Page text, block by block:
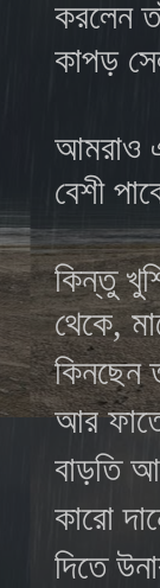
করলেন
কাপড়
আমরাও
বেশী
কিন্তু
থেকে,
কিনছেন
আর
বাড়তি
কারো
দিতে